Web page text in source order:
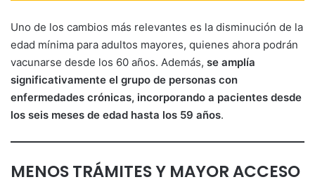
Uno de los cambios más relevantes es la disminución de la
edad mínima para adultos mayores, quienes ahora podrán
vacunarse desde los 60 años. Además, se amplía
significativamente el grupo de personas con
enfermedades crónicas, incorporando a pacientes desde
los seis meses de edad hasta los 59 años.
MENOS TRÁMITES Y MAYOR ACCESO